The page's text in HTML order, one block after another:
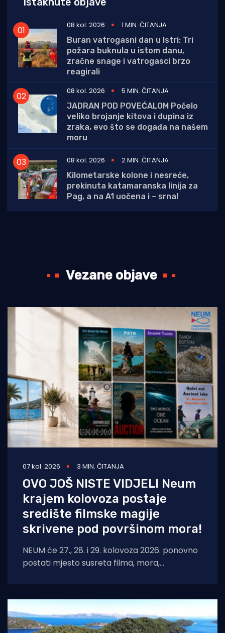
08 kol. 2026
1 MIN. ČITANJA
Buran vatrogasni dan u Istri: Tri
požara buknula u istom danu,
zračne snage i vatrogasci brzo
reagirali
08 kol. 2026
5 MIN. ČITANJA
JADRAN POD POVEĆALOM Počelo
veliko brojanje kitova i dupina iz
zraka, evo što se događa na našem
moru
08 kol. 2026
2 MIN. ČITANJA
Kilometarske kolone i nesreće,
prekinuta katamaranska linija za
Pag, a na A1 uočena i – srna!
Vezane objave
07 kol. 2026 3 MIN. ČITANJA
OVO JOŠ NISTE VIDJELI Neum
krajem kolovoza postaje
središte filmske magije
skrivene pod površinom mora!
NEUM će 27., 28. i 29. kolovoza 2026. ponovno
postati mjesto susreta filma, mora,